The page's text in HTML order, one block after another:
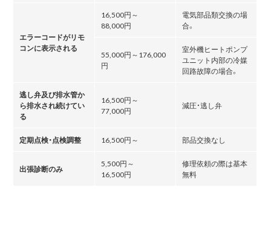
エラーコードがリモ
コンに表示される
16,500円～
88,000円
電気部品類交換の場
合。
55,000円～176,000
円
室外機ヒートポンプ
ユニット内部の冷媒
回路故障の場合。
逃し弁及び排水管か
ら排水され続けてい
る
16,500円～
77,000円
減圧・逃し弁
定期点検・点検調整 16,500円～ 部品交換なし
出張診断のみ
5,500円～
16,500円
修理依頼の際は基本
無料